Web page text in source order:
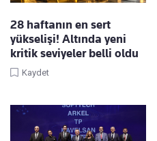
28 haftanın en sert
yükselişi! Altında yeni
kritik seviyeler belli oldu
Kaydet